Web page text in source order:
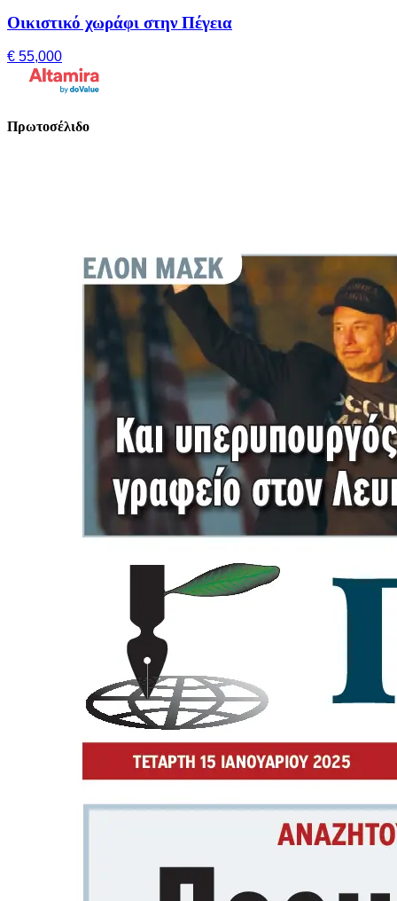
Οικιστικό χωράφι στην Πέγεια
€ 55,000
Πρωτοσέλιδο